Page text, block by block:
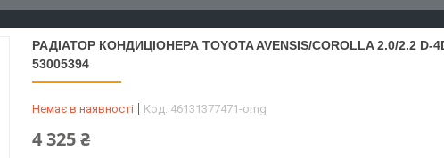
РАДІАТОР КОНДИЦІОНЕРА TOYOTA AVENSIS/COROLLA 2.0/2.2 D-
53005394
Немає в наявності Код: 46131377471-omg
4 325 ₴